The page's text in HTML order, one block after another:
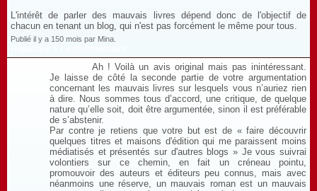
L'intérêt de parler des mauvais livres dépend donc de l'objectif de
chacun en tenant un blog, qui n'est pas forcément le même pour tous.
Publié il y a 150 mois par Mina.
Ah ! Voilà un avis original mais pas inintéressant.
Je laisse de côté la seconde partie de votre argumentation
concernant les mauvais livres sur lesquels vous n’auriez rien
à dire. Nous sommes tous d’accord, une critique, de quelque
nature qu’elle soit, doit être argumentée, sinon il est préférable
de s’abstenir.
Par contre je retiens que votre but est de « faire découvrir
quelques titres et maisons d'édition qui me paraissent moins
médiatisés et présentés sur d'autres blogs » Je vous suivrai
volontiers sur ce chemin, en fait un créneau pointu,
promouvoir des auteurs et éditeurs peu connus, mais avec
néanmoins une réserve, un mauvais roman est un mauvais